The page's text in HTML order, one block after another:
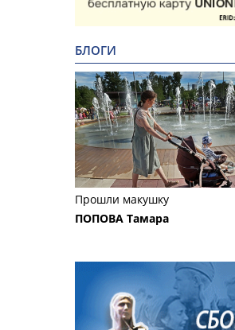
БЛОГИ
Прошли макушку
ПОПОВА Тамара